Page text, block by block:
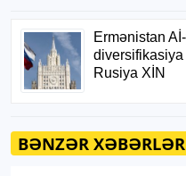
BƏNZƏR XƏBƏRLƏR